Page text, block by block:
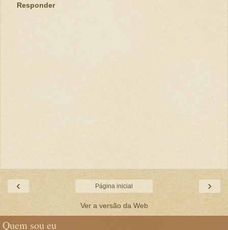
Responder
‹ ›
Página inicial
Ver a versão da Web
Quem sou eu